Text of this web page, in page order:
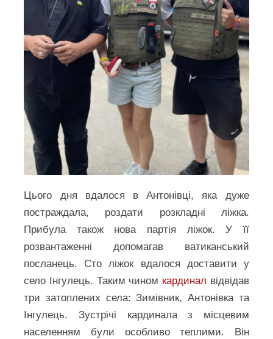
Цього дня вдалося в Антонівці, яка дуже
постраждала, роздати розкладні ліжка.
Прибула також нова партія ліжок. У її
розвантаженні допомагав ватиканський
посланець. Сто ліжок вдалося доставити у
село Інгулець. Таким чином кардинал відвідав
три затоплених села: Зимівник, Антонівка та
Інгулець. Зустрічі кардинала з місцевим
населенням були особливо теплими. Він